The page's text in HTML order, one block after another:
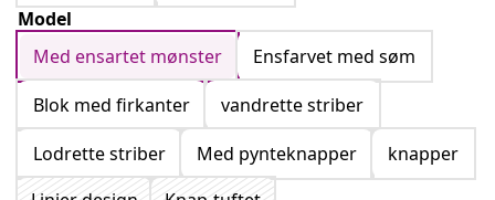
Model
Med ensartet mønster
Ensfarvet med søm
Blok med firkanter
vandrette striber
Lodrette striber
Med pynteknapper
knapper